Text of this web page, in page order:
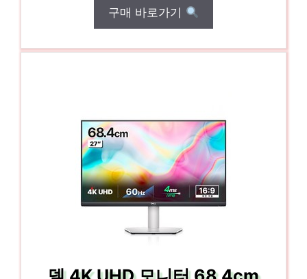
구매 바로가기